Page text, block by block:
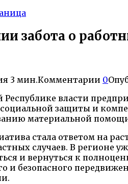
забота о
3 мин.Комментарии 0
Республике власти
защиты и
материальной
стала ответом на
случаев. В регионе
и вернуться к
и безопасного